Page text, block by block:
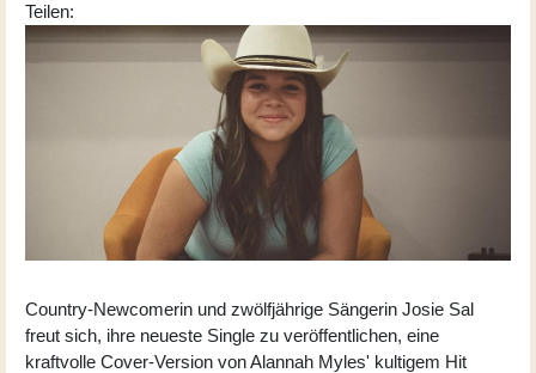
Teilen:
Country-Newcomerin und zwölfjährige Sängerin Josie Sal
freut sich, ihre neueste Single zu veröffentlichen, eine
kraftvolle Cover-Version von Alannah Myles' kultigem Hit